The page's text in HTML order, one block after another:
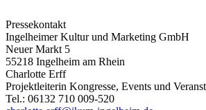
Pressekontakt
Ingelheimer Kultur und Marketing GmbH
Neuer Markt 5
55218 Ingelheim am Rhein
Charlotte Erff
Projektleiterin Kongresse, Events und
Tel.: 06132 710 009-520